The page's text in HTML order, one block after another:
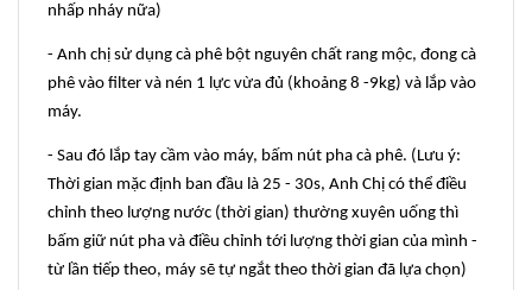
nhấp nháy nữa)
- Anh chị sử dụng cà phê bột nguyên chất rang mộc, đong cà
phê vào filter và nén 1 lực vừa đủ (khoảng 8 -9kg) và lắp vào
máy.
- Sau đó lắp tay cầm vào máy, bấm nút pha cà phê. (Lưu ý:
Thời gian mặc định ban đầu là 25 - 30s, Anh Chị có thể điều
chỉnh theo lượng nước (thời gian) thường xuyên uống thì
bấm giữ nút pha và điều chỉnh tới lượng thời gian của mình -
từ lần tiếp theo, máy sẽ tự ngắt theo thời gian đã lựa chọn)